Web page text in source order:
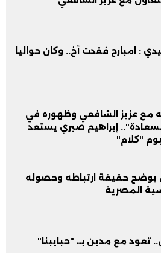
: امبارح فقدت أخ.. وكان حواليا
مع عزيز الشافعي وظهوره في
إبراهيم صبري يستعد
"كلام"
يوضح حقيقة ارتباطه وحصوله
المصرية
تعود مع مدين بــ "حبايبنا"